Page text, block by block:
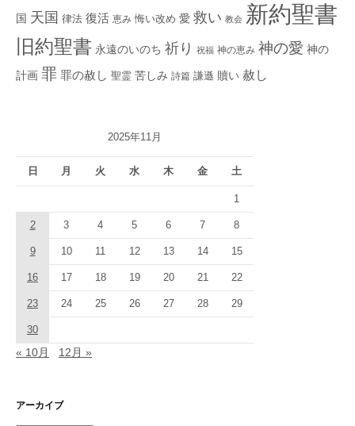
国 天国 律法 復活 恵み 悔い改め 愛 救い 教会 新約聖書
旧約聖書 永遠のいのち 祈り 祝福 神の恵み 神の愛 神の
計画 罪 罪の赦し 聖霊 苦しみ 詩篇 謙遜 贖い 赦し
2025年11月
日 月 火 水 木 金 土
1
2 3 4 5 6 7 8
9 10 11 12 13 14 15
16 17 18 19 20 21 22
23 24 25 26 27 28 29
30
« 10月 12月 »
アーカイブ